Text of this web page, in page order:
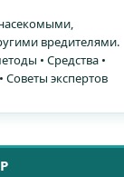
вредителями.
• Средства •
Советы экспертов